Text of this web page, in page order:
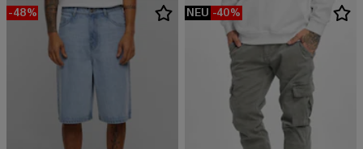
-48% NEU -40%